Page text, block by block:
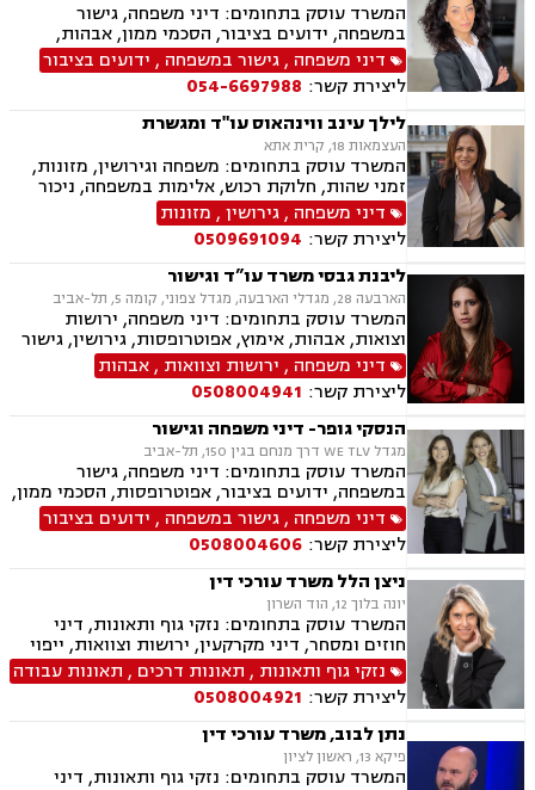
הסכמים משפחתיים, ליטיגציה, דיני עמותות.
המשרד עוסק בתחומים: דיני משפחה, גישור
במשפחה, ידועים בציבור, הסכמי ממון, אבהות,
מזונות, משמורת משותפת, גירושין, הורות חד
מינית, נשואים אזרחיים, חלקות רכוש, מעמד אישי,
ניכור הורי, ייפוי כוח מתמשך, ירושות וצוואות,
אלימות במשפחה, דיני חוזים, פינוי מושכר
דיני משפחה ,גישור במשפחה , ידועים בציבור
ליצירת קשר: 054-6697988
לילך עינב ווינהאוס עו"ד ומגשרת
העצמאות 18, קרית אתא
המשרד עוסק בתחומים: משפחה וגירושין, מזונות,
זמני שהות, חלוקת רכוש, אלימות במשפחה, ניכור
הורי, גישור במשפחה, פירוק שיתוף, מעמד אישי,
ליטיגציה, צווי מניעה, הסכמי ממון, אחריות הורית,
קביעת גיל, אפוטרופסות, צוואות וירושות, ייפוי כוח
מתמשך, סכסוכי שכנים, חוזים והסכמים, פינוי
מושכר, לשון הרע, אסטרטגיה משפטית.
דיני משפחה ,גירושין, מזונות
ליצירת קשר: 0509691094
ליבנת גבסי משרד עו”ד וגישור
הארבעה 28, מגדלי הארבעה, מגדל צפוני, קומה 5, תל-אביב
המשרד עוסק בתחומים: דיני משפחה, ירושות
וצואות, אבהות, אימוץ, אפוטרופסות, גירושין, גישור
במשפחה, הורות חד מינית, הסכמי ממון, זמני שהות,
חטיפת ילדים, חלוקת רכוש, ידועים בציבור, ייפוי כוח
מתמשך, ייצוג קטינים, מזונות, מעמד אישי, תיאום
הורי, פונדקאות, נשואים אזרחיים, ניכור הורי,
אלימות במשפחה
דיני משפחה , ירושות וצוואות ,אבהות
ליצירת קשר: 0508004941
הנסקי גופר- דיני משפחה וגישור
מגדל WE TLV דרך מנחם בגין 150, תל-אביב
המשרד עוסק בתחומים: דיני משפחה, גישור
במשפחה, ידועים בציבור, אפוטרופסות, הסכמי ממון,
הסכמי חיים משותפים, הורות משותפת, הורות חד
מינית, אבהות, צווי הורות פסיקתיים, ייפוי כוח
מתמשך, ירושות וצוואות, גירושין, מזונות, זמני
שהות, איזון משאבים וחלוקת רכוש.
דיני משפחה ,גישור במשפחה , ידועים בציבור
ליצירת קשר: 0508004606
ניצן הלל משרד עורכי דין
יונה בלוך 12, הוד השרון
המשרד עוסק בתחומים: נזקי גוף ותאונות, דיני
חוזים ומסחר, דיני מקרקעין, ירושות וצוואות, ייפוי
כוח מתמשך
נזקי גוף ותאונות , תאונות דרכים , תאונות עבודה
ליצירת קשר: 0508004921
נתן לבוב, משרד עורכי דין
פיקא 13, ראשון לציון
המשרד עוסק בתחומים: נזקי גוף ותאונות, דיני